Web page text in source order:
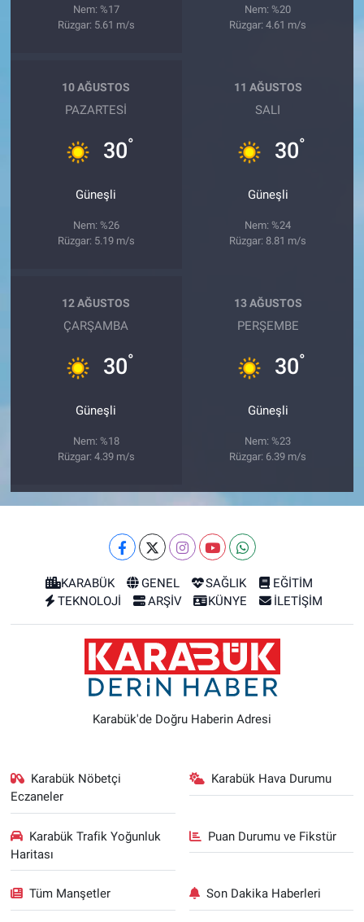
Nem: %17
Rüzgar: 5.61 m/s
Nem: %20
Rüzgar: 4.61 m/s
10 AĞUSTOS
PAZARTESI
30°
Güneşli
Nem: %26
Rüzgar: 5.19 m/s
11 AĞUSTOS
SALI
30°
Güneşli
Nem: %24
Rüzgar: 8.81 m/s
12 AĞUSTOS
ÇARŞAMBA
30°
Güneşli
Nem: %18
Rüzgar: 4.39 m/s
13 AĞUSTOS
PERŞEMBE
30°
Güneşli
Nem: %23
Rüzgar: 6.39 m/s
KARABÜK GENEL SAĞLIK
EĞİTİM
TEKNOLOJİ
ARŞİV KÜNYE İLETİŞİM
Karabük'de Doğru Haberin Adresi
Karabük Nöbetçi
Eczaneler
Karabük Hava Durumu
Karabük Trafik Yoğunluk
Haritası
Puan Durumu ve Fikstür
Tüm Manşetler Son Dakika Haberleri